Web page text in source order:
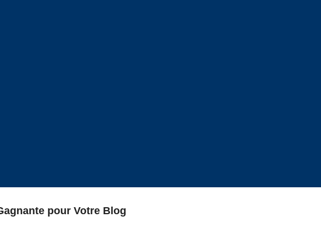
pour Votre Blog